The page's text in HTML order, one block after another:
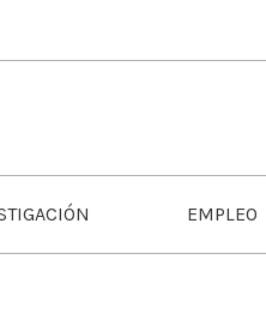
EMPLEO